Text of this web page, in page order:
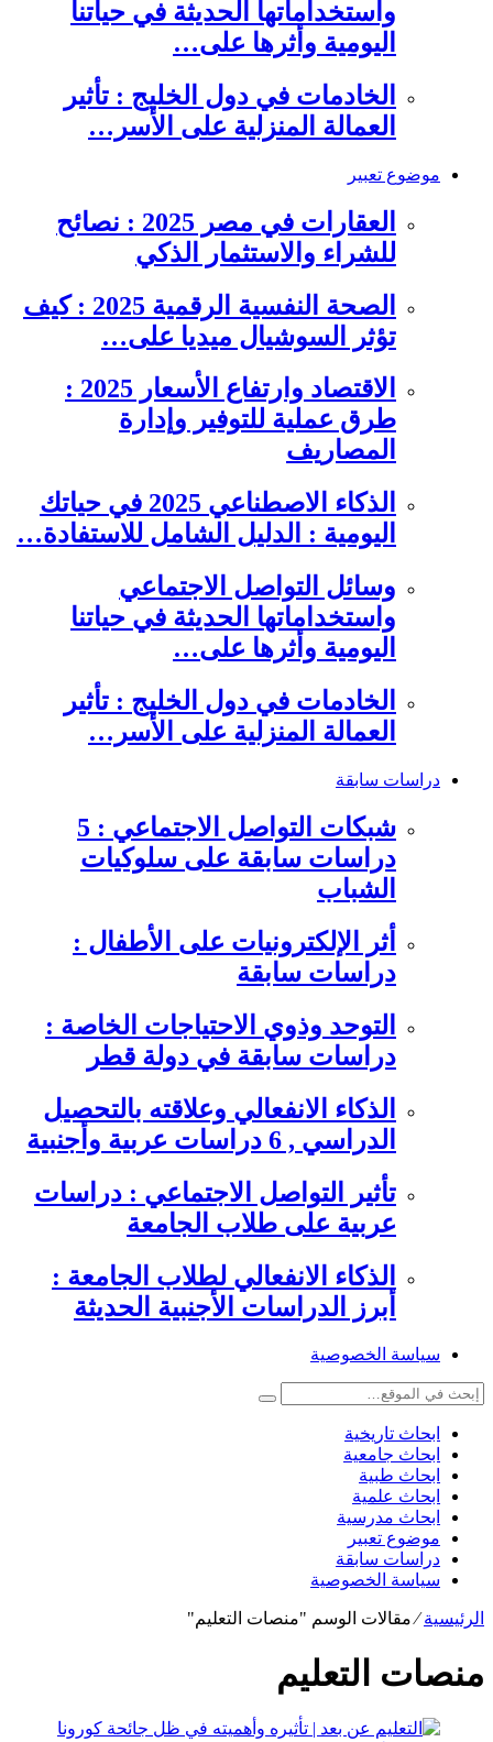
واستخداماتها الحديثة في حياتنا
اليومية وأثرها على…
الخادمات في دول الخليج : تأثير
العمالة المنزلية على الأسر…
موضوع تعبير
العقارات في مصر 2025 : نصائح
للشراء والاستثمار الذكي
الصحة النفسية الرقمية 2025 : كيف
تؤثر السوشيال ميديا على…
الاقتصاد وارتفاع الأسعار 2025 :
طرق عملية للتوفير وإدارة
المصاريف
الذكاء الاصطناعي 2025 في حياتك
اليومية : الدليل الشامل للاستفادة…
وسائل التواصل الاجتماعي
واستخداماتها الحديثة في حياتنا
اليومية وأثرها على…
الخادمات في دول الخليج : تأثير
العمالة المنزلية على الأسر…
دراسات سابقة
شبكات التواصل الاجتماعي : 5
دراسات سابقة على سلوكيات
الشباب
أثر الإلكترونيات على الأطفال :
دراسات سابقة
التوحد وذوي الاحتياجات الخاصة :
دراسات سابقة في دولة قطر
الذكاء الانفعالي وعلاقته بالتحصيل
الدراسي , 6 دراسات عربية وأجنبية
تأثير التواصل الاجتماعي : دراسات
عربية على طلاب الجامعة
الذكاء الانفعالي لطلاب الجامعة :
أبرز الدراسات الأجنبية الحديثة
سياسة الخصوصية
ابحاث تاريخية
ابحاث جامعية
ابحاث طبية
ابحاث علمية
ابحاث مدرسية
موضوع تعبير
دراسات سابقة
سياسة الخصوصية
الرئيسية⁄مقالات الوسم "منصات التعليم"
منصات التعليم